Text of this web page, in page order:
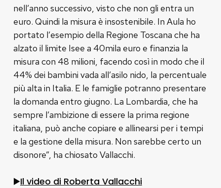
nell’anno successivo, visto che non gli entra un
euro. Quindi la misura è insostenibile. In Aula ho
portato l’esempio della Regione Toscana che ha
alzato il limite Isee a 40mila euro e finanzia la
misura con 48 milioni, facendo così in modo che il
44% dei bambini vada all’asilo nido, la percentuale
più alta in Italia. E le famiglie potranno presentare
la domanda entro giugno. La Lombardia, che ha
sempre l’ambizione di essere la prima regione
italiana, può anche copiare e allinearsi per i tempi
e la gestione della misura. Non sarebbe certo un
disonore”, ha chiosato Vallacchi.
▶️Il video di Roberta Vallacchi